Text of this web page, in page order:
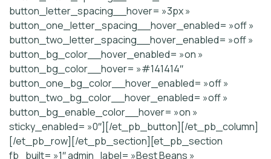
button_letter_spacing__hover= »3px »
button_one_letter_spacing__hover_enabled= »off »
button_two_letter_spacing__hover_enabled= »off »
button_bg_color__hover_enabled= »on »
button_bg_color__hover= »#141414″
button_one_bg_color__hover_enabled= »off »
button_two_bg_color__hover_enabled= »off »
button_bg_enable_color__hover= »on »
sticky_enabled= »0″][/et_pb_button][/et_pb_column]
[/et_pb_row][/et_pb_section][et_pb_section
fb_built= »1″ admin_label= »Best Beans »